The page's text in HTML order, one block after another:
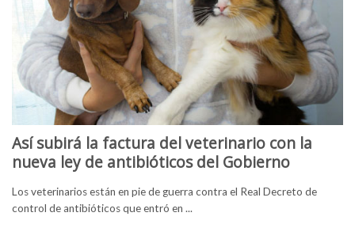
Así subirá la factura del veterinario con la
nueva ley de antibióticos del Gobierno
Los veterinarios están en pie de guerra contra el Real Decreto de
control de antibióticos que entró en ...